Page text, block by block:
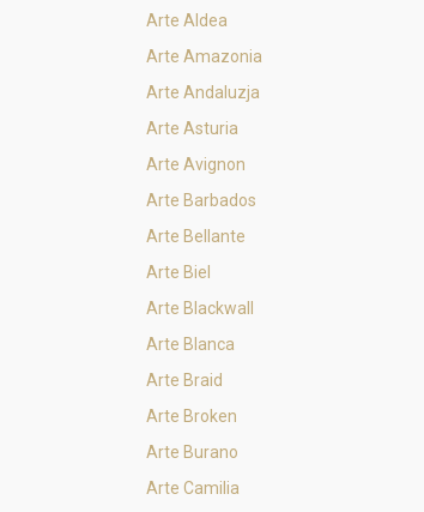
Arte Aldea
Arte Amazonia
Arte Andaluzja
Arte Asturia
Arte Avignon
Arte Barbados
Arte Bellante
Arte Biel
Arte Blackwall
Arte Blanca
Arte Braid
Arte Broken
Arte Burano
Arte Camilia